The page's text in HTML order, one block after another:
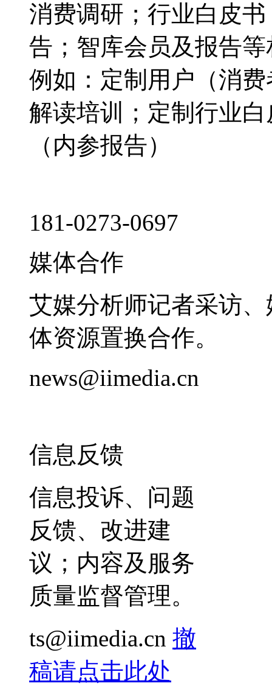
消费调研；行业白皮
告；智库会员及报告
例如：定制用户（消
解读培训；定制行业
（内参报告）
181-0273-0697
媒体合作
艾媒分析师记者采访
体资源置换合作。
news@iimedia.cn
信息反馈
信息投诉、问题
反馈、改进建
议；内容及服务
质量监督管理。
ts@iimedia.cn 撤
稿请点击此处